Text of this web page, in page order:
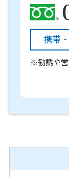
携帯
※勧誘や